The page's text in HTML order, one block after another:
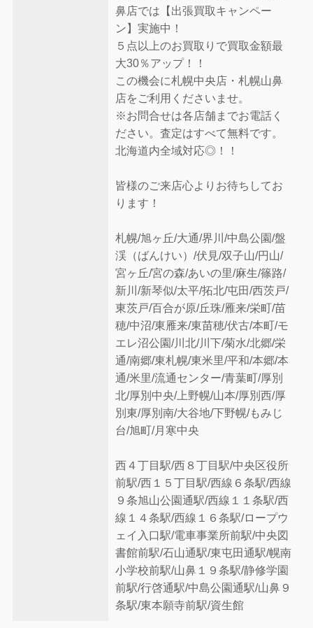
鼻店では【出張買取キャンペー
ン】実施中！
５点以上のお買取りで買取金額最
大30％アップ！！
この機会に札幌中央店・札幌山鼻
店をご利用くださいませ。
※お問合せは各店舗までお電話く
ださい。査定はすべて無料です。
北海道内全域対応◎！！
皆様のご来店心よりお待ちしてお
ります！
札幌/旭ヶ丘/大通/界川/中島公園/盤
渓（ばんけい）/伏見/双子山/円山/
宮ヶ丘/宮の森/あいの里/麻生/篠路/
新川/新琴似/太平/拓北/屯田/西茨戸/
東茨戸/百合が原/丘珠/雁来/栄町/苗
穂/中沼/東雁来/東苗穂/伏古/本町/モ
エレ沼公園/川北/川下/菊水/北郷/栄
通/南郷/東札幌/東米里/平和/本郷/本
通/米里/流通センター/青葉町/厚別
北/厚別中央/上野幌/山本/厚別西/厚
別東/厚別南/大谷地/下野幌/もみじ
台/旭町/月寒中央
西４丁目駅/西８丁目駅/中央区役所
前駅/西１５丁目駅/西線６条駅/西線
９条旭山公園通駅/西線１１条駅/西
線１４条駅/西線１６条駅/ロープウ
ェイ入口駅/電車事業所前駅/中央図
書館前駅/石山通駅/東屯田通駅/幌南
小学校前駅/山鼻１９条駅/静修学園
前駅/行啓通駅/中島公園通駅/山鼻９
条駅/東本願寺前駅/資生館